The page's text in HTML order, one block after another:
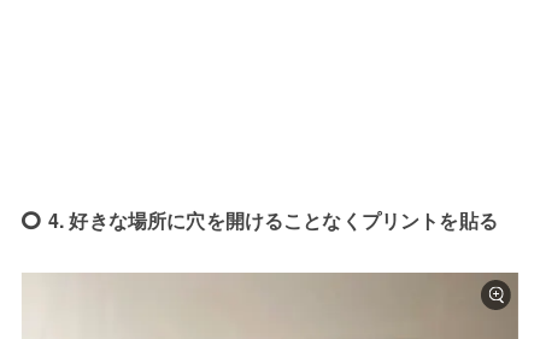
4. 好きな場所に穴を開けることなくプリントを貼る